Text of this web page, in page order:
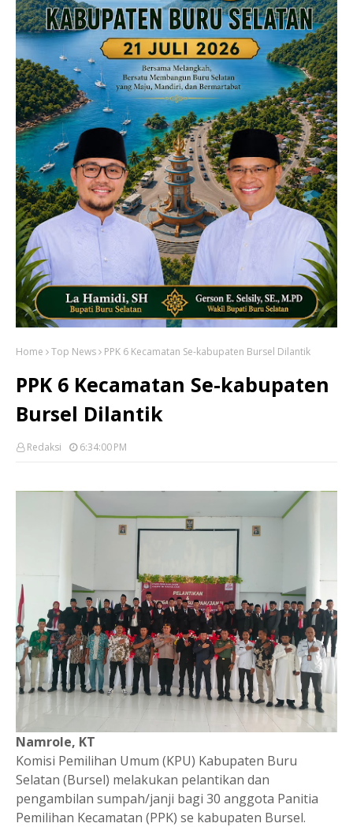
Home Top News PPK 6 Kecamatan Se-kabupaten Bursel Dilantik
PPK 6 Kecamatan Se-kabupaten
Bursel Dilantik
Redaksi 6:34:00 PM
Namrole, KT
Komisi Pemilihan Umum (KPU) Kabupaten Buru
Selatan (Bursel) melakukan pelantikan dan
pengambilan sumpah/janji bagi 30 anggota Panitia
Pemilihan Kecamatan (PPK) se kabupaten Bursel.